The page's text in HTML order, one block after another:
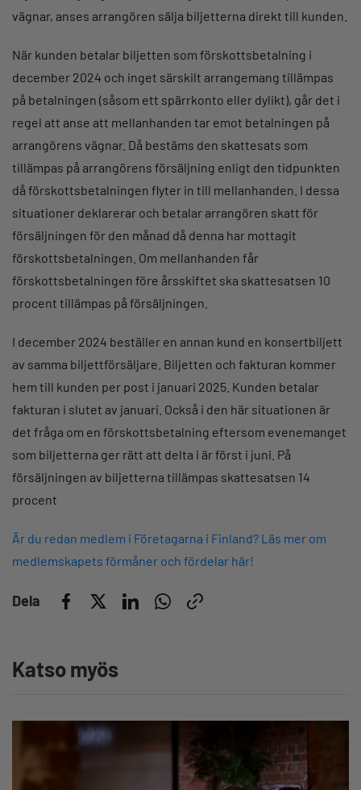
vägnar, anses arrangören sälja biljetterna direkt till kunden.
När kunden betalar biljetten som förskottsbetalning i
december 2024 och inget särskilt arrangemang tillämpas
på betalningen (såsom ett spärrkonto eller dylikt), går det i
regel att anse att mellanhanden tar emot betalningen på
arrangörens vägnar. Då bestäms den skattesats som
tillämpas på arrangörens försäljning enligt den tidpunkten
då förskottsbetalningen flyter in till mellanhanden. I dessa
situationer deklarerar och betalar arrangören skatt för
försäljningen för den månad då denna har mottagit
förskottsbetalningen. Om mellanhanden får
förskottsbetalningen före årsskiftet ska skattesatsen 10
procent tillämpas på försäljningen.
I december 2024 beställer en annan kund en konsertbiljett
av samma biljettförsäljare. Biljetten och fakturan kommer
hem till kunden per post i januari 2025. Kunden betalar
fakturan i slutet av januari. Också i den här situationen är
det fråga om en förskottsbetalning eftersom evenemanget
som biljetterna ger rätt att delta i är först i juni. På
försäljningen av biljetterna tillämpas skattesatsen 14
procent
Är du redan medlem i Företagarna i Finland? Läs mer om
medlemskapets förmåner och fördelar här!
Dela
Katso myös